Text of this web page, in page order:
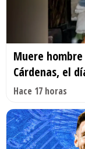
Muere
Cárdenas, el
Hace 17 horas